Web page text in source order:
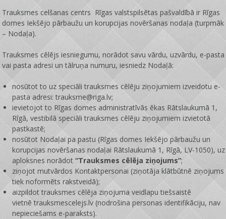
Trauksmes celšanas centrs Rīgas valstspilsētas pašvaldībā ir Rīgas
domes Iekšējo pārbaužu un korupcijas novēršanas nodaļa (turpmāk
– Nodaļa).
Trauksmes cēlējs iesniegumu, norādot savu vārdu, uzvārdu, e-pasta
vai pasta adresi un tālruņa numuru, iesniedz Nodaļā:
nosūtot to uz speciāli trauksmes cēlēju ziņojumiem izveidotu e-
pasta adresi: trauksme@riga.lv;
ievietojot to Rīgas domes administratīvās ēkas Rātslaukumā 1,
Rīgā, vestibilā speciāli trauksmes cēlēju ziņojumiem izvietotā
pastkastē;
nosūtot Nodaļai pa pastu (Rīgas domes Iekšējo pārbaužu un
korupcijas novēršanas nodaļai Rātslaukumā 1, Rīgā, LV-1050), uz
aploksnes norādot“Trauksmes cēlēja ziņojums”;
ziņojot mutvārdos Kontaktpersonai (ziņotāja klātbūtnē ziņojums
tiek noformēts rakstveidā);
aizpildot trauksmes cēlēja ziņojuma veidlapu tiešsaistē
vietnētrauksmescelejs.lv (nodrošina personas identifikāciju, nav
nepieciešams e-paraksts).